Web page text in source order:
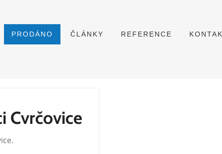
PRODÁNO ČLÁNKY REFERENCE
Cvrčovice